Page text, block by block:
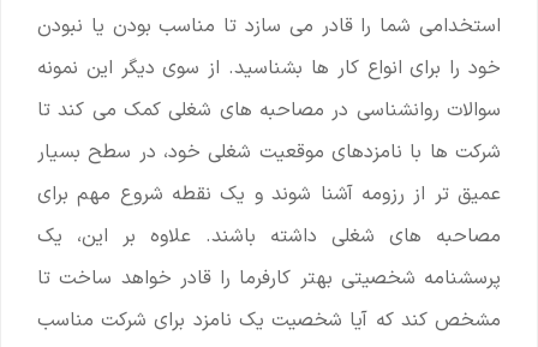
استخدامی شما را قادر می سازد تا مناسب بودن یا نبودن
خود را برای انواع کار ها بشناسید. از سوی دیگر این نمونه
سوالات روانشناسی در مصاحبه های شغلی کمک می کند تا
شرکت ها با نامزدهای موقعیت شغلی خود، در سطح بسیار
عمیق تر از رزومه آشنا شوند و یک نقطه شروع مهم برای
مصاحبه های شغلی داشته باشند. علاوه بر این، یک
پرسشنامه شخصیتی بهتر کارفرما را قادر خواهد ساخت تا
مشخص کند که آیا شخصیت یک نامزد برای شرکت مناسب